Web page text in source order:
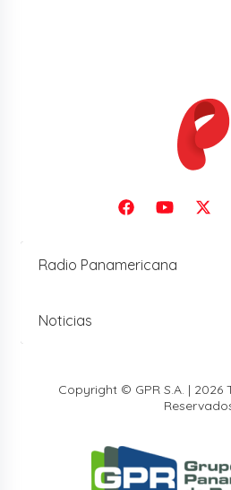
Radio Panamericana
Noticias
Copyright © GPR S.A. | 2026